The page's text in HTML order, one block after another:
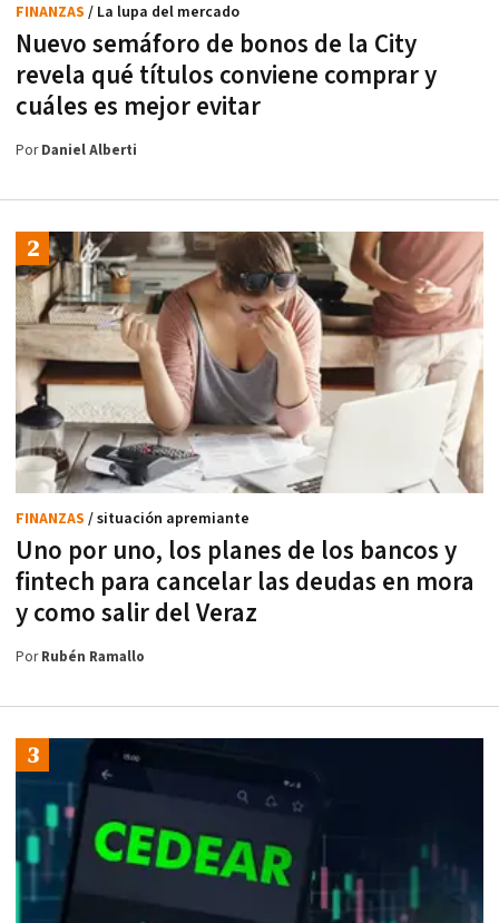
Nuevo semáforo de bonos de la City
revela qué títulos conviene comprar y
cuáles es mejor evitar
FINANZAS / La lupa del mercado
PorDaniel Alberti
Uno por uno, los planes de los bancos y
fintech para cancelar las deudas en mora
y como salir del Veraz
FINANZAS / situación apremiante
PorRubén Ramallo